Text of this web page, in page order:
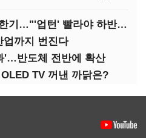
길어지는 K-반도체 혹한기…"'업턴' 빨라야 하반기"
까지 번진다
'…반도체 전반에 확산
TV 꺼낸 까닭은?